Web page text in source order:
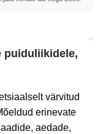
puiduliikidele,
värvitud
erinevate
aedade,